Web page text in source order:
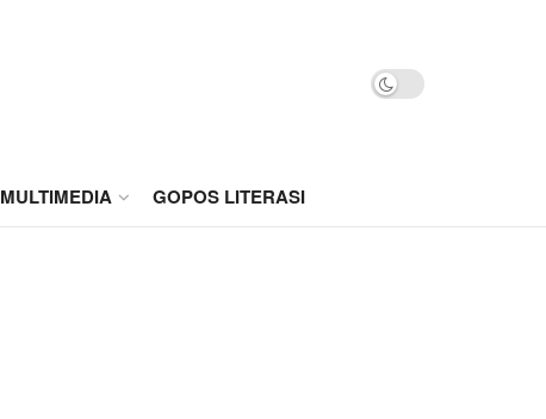
MULTIMEDIA GOPOS LITERASI